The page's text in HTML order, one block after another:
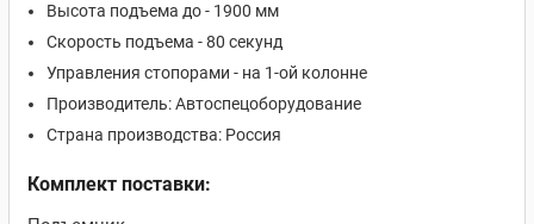
Высота подъема до - 1900 мм
Скорость подъема - 80 секунд
Управления стопорами - на 1-ой колонне
Производитель: Автоспецоборудование
Страна производства: Россия
Комплект поставки: